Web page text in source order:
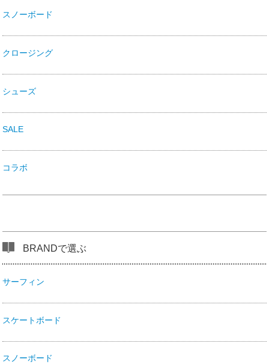
スノーボード
クロージング
シューズ
SALE
コラボ
BRANDで選ぶ
サーフィン
スケートボード
スノーボード